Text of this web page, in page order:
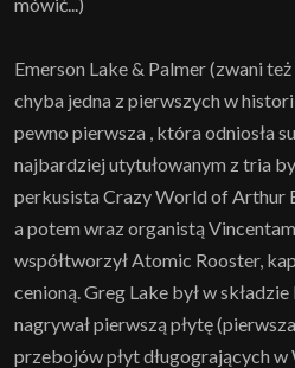
Emerson Lake & Palmer (zwani
chyba jedna z pierwszych w
pewno pierwsza , która odniosła
najbardziej utytułowanym z tria
perkusista Crazy World of Arthur
a potem wraz organistą Vincentam
współtworzył Atomic Rooster,
cenioną. Greg Lake był w
nagrywał pierwszą płytę
przebojów płyt długogrających